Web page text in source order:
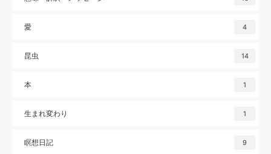
愛 4
昆虫 14
本 1
生まれ変わり 1
瞑想日記 9